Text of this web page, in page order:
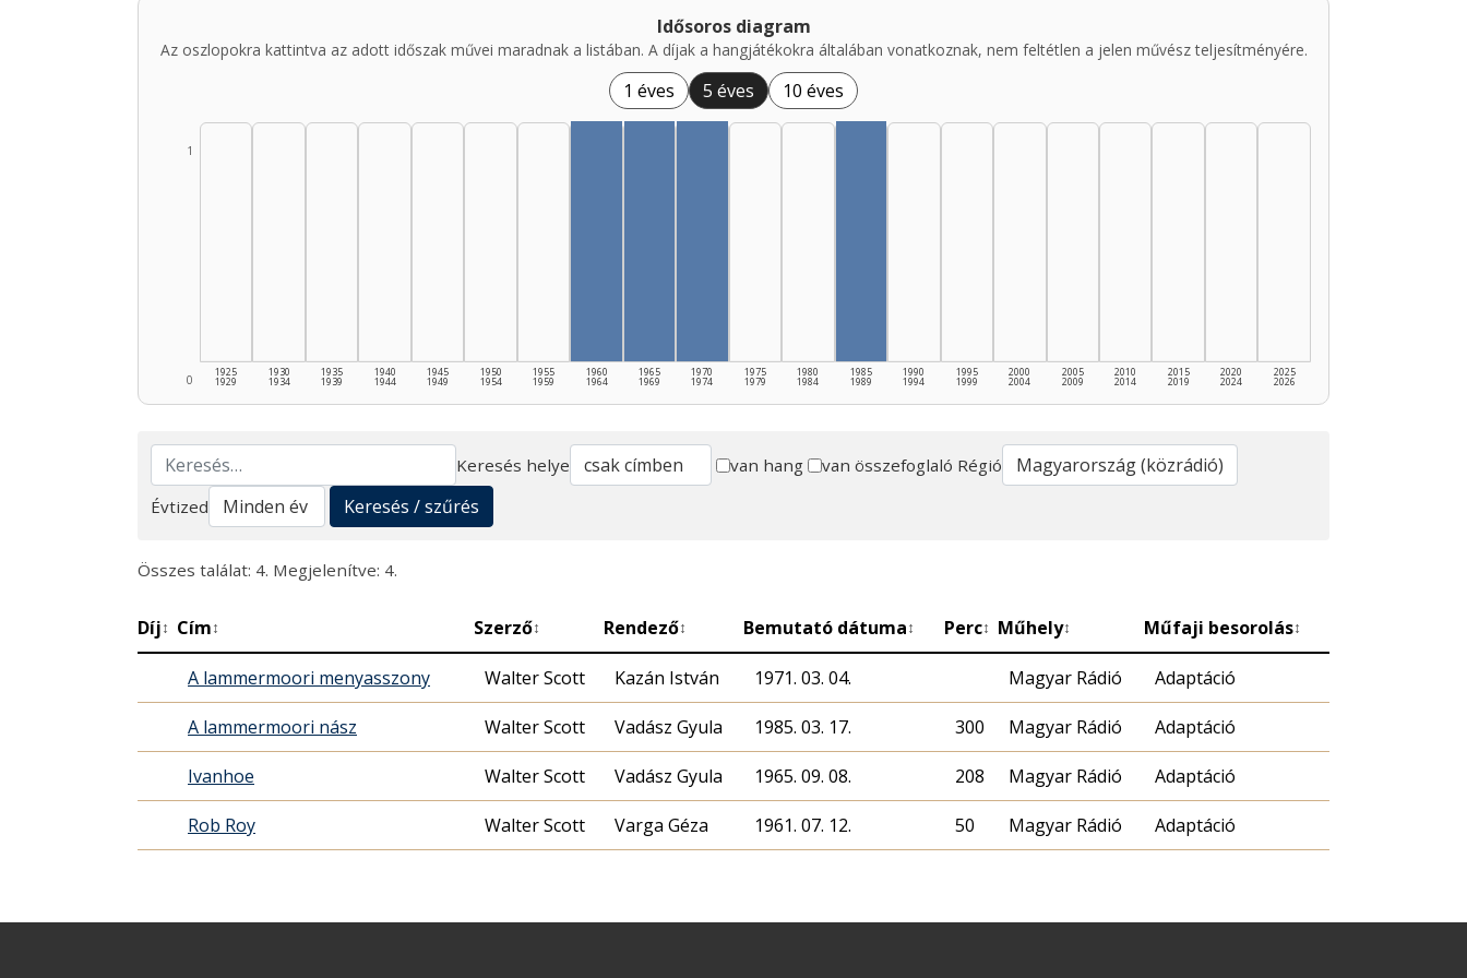
Idősoros diagram
Az oszlopokra kattintva az adott időszak művei maradnak a listában. A díjak a hangjátékokra általában vonatkoznak, nem feltétlen a jelen művész teljesítményére.
1 éves 5 éves 10 éves
0
1
1925
1929
1930
1934
1935
1939
1940
1944
1945
1949
1950
1954
1955
1959
1960
1964
1965
1969
1970
1974
1975
1979
1980
1984
1985
1989
1990
1994
1995
1999
2000
2004
2005
2009
2010
2014
2015
2019
2020
2024
2025
2026
Keresés
Keresés helye van hang van összefoglaló Régió
Évtized
Keresés / szűrés
Összes találat: 4. Megjelenítve: 4.
Díj↕ Cím↕ Szerző↕ Rendező↕ Bemutató dátuma↕ Perc↕ Műhely↕ Műfaji besorolás↕
A lammermoori menyasszony Walter Scott Kazán István 1971. 03. 04. Magyar Rádió Adaptáció
A lammermoori nász Walter Scott Vadász Gyula 1985. 03. 17. 300 Magyar Rádió Adaptáció
Ivanhoe Walter Scott Vadász Gyula 1965. 09. 08. 208 Magyar Rádió Adaptáció
Rob Roy Walter Scott Varga Géza 1961. 07. 12. 50 Magyar Rádió Adaptáció